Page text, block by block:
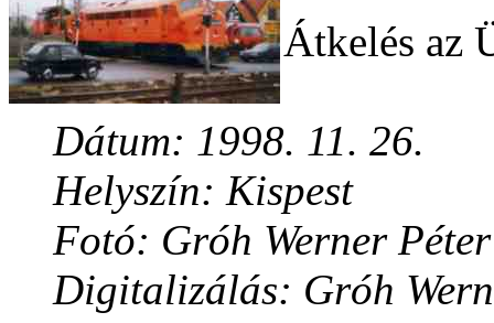
Átkelés az
Dátum: 1998. 11. 26.
Helyszín: Kispest
Fotó: Gróh Werner Péter
Digitalizálás: Gróh